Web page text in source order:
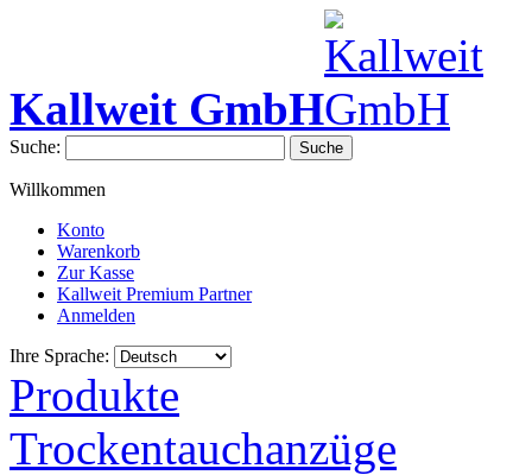
Kallweit GmbH
Suche: Suche
Willkommen
Konto
Warenkorb
Zur Kasse
Kallweit Premium Partner
Anmelden
Ihre Sprache:
Produkte
Trockentauchanzüge